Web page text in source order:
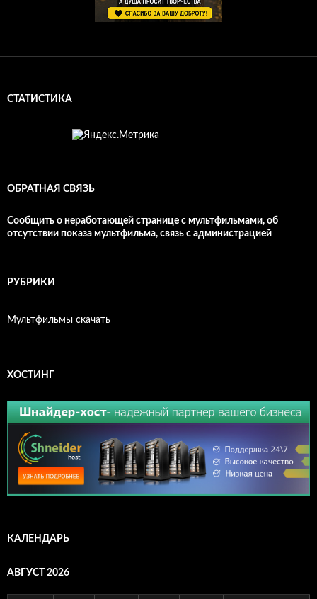
СТАТИСТИКА
ОБРАТНАЯ СВЯЗЬ
Сообщить о неработающей странице с мультфильмами, об
отсутствии показа мультфильма, связь с администрацией
РУБРИКИ
Мультфильмы скачать
ХОСТИНГ
КАЛЕНДАРЬ
АВГУСТ 2026